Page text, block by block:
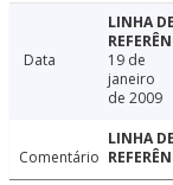
Data
19 de
janeiro
de 2009
Comentário